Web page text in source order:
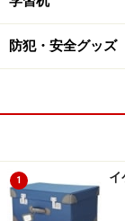
防犯・安全グッズ
1 イ